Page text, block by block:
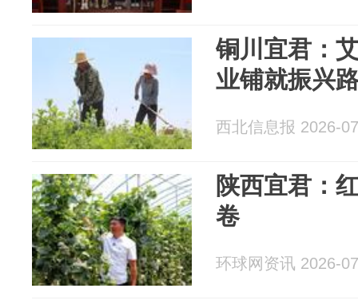
铜川宜君：
业铺就振兴
西北信息报 2026-
陕西宜君：
卷
环球网资讯 2026-